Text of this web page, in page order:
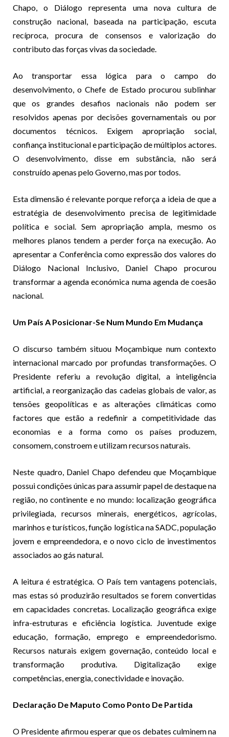
Chapo, o Diálogo representa uma nova cultura de
construção nacional, baseada na participação, escuta
recíproca, procura de consensos e valorização do
contributo das forças vivas da sociedade.
Ao transportar essa lógica para o campo do
desenvolvimento, o Chefe de Estado procurou sublinhar
que os grandes desafios nacionais não podem ser
resolvidos apenas por decisões governamentais ou por
documentos técnicos. Exigem apropriação social,
confiança institucional e participação de múltiplos actores.
O desenvolvimento, disse em substância, não será
construído apenas pelo Governo, mas por todos.
Esta dimensão é relevante porque reforça a ideia de que a
estratégia de desenvolvimento precisa de legitimidade
política e social. Sem apropriação ampla, mesmo os
melhores planos tendem a perder força na execução. Ao
apresentar a Conferência como expressão dos valores do
Diálogo Nacional Inclusivo, Daniel Chapo procurou
transformar a agenda económica numa agenda de coesão
nacional.
Um País A Posicionar-Se Num Mundo Em Mudança
O discurso também situou Moçambique num contexto
internacional marcado por profundas transformações. O
Presidente referiu a revolução digital, a inteligência
artificial, a reorganização das cadeias globais de valor, as
tensões geopolíticas e as alterações climáticas como
factores que estão a redefinir a competitividade das
economias e a forma como os países produzem,
consomem, constroem e utilizam recursos naturais.
Neste quadro, Daniel Chapo defendeu que Moçambique
possui condições únicas para assumir papel de destaque na
região, no continente e no mundo: localização geográfica
privilegiada, recursos minerais, energéticos, agrícolas,
marinhos e turísticos, função logística na SADC, população
jovem e empreendedora, e o novo ciclo de investimentos
associados ao gás natural.
A leitura é estratégica. O País tem vantagens potenciais,
mas estas só produzirão resultados se forem convertidas
em capacidades concretas. Localização geográfica exige
infra-estruturas e eficiência logística. Juventude exige
educação, formação, emprego e empreendedorismo.
Recursos naturais exigem governação, conteúdo local e
transformação produtiva. Digitalização exige
competências, energia, conectividade e inovação.
Declaração De Maputo Como Ponto De Partida
O Presidente afirmou esperar que os debates culminem na